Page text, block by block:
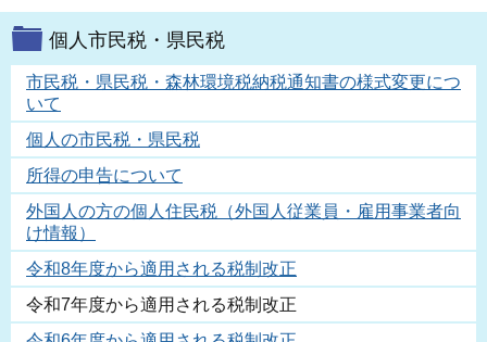
個人市民税・県民税
市民税・県民税・森林環境税納税通知書の様式変更につ
いて
個人の市民税・県民税
所得の申告について
外国人の方の個人住民税（外国人従業員・雇用事業者向
け情報）
令和8年度から適用される税制改正
令和7年度から適用される税制改正